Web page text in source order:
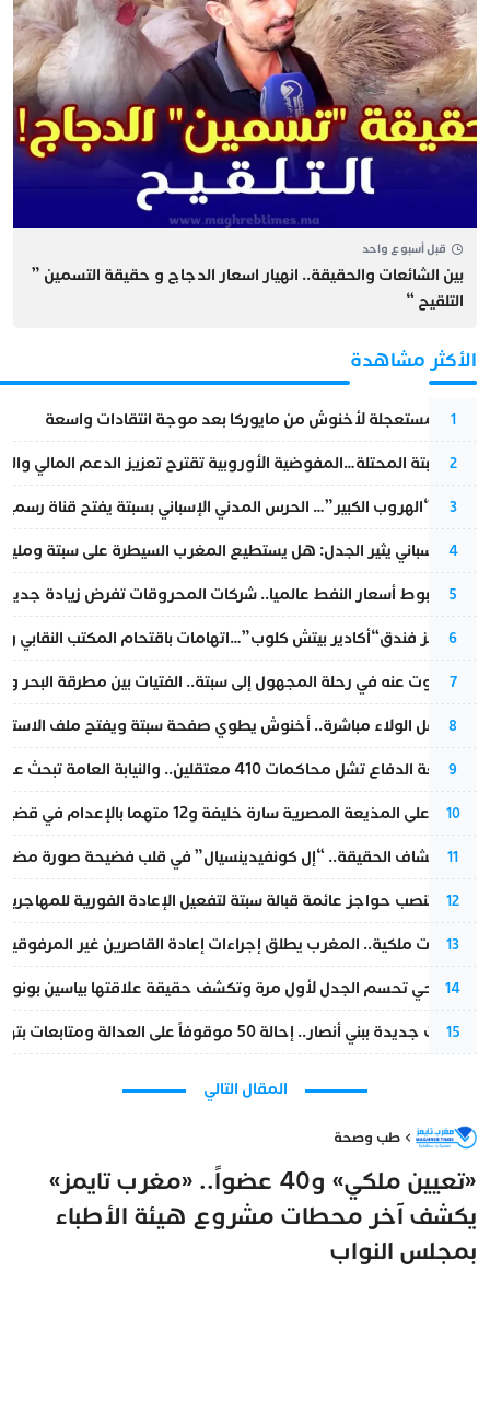
قبل أسبوع واحد
بين الشائعات والحقيقة.. انهيار اسعار الدجاج و حقيقة التسمين ”
التلقيح “
الأكثر مشاهدة
1
عودة مستعجلة لأخنوش من مايوركا بعد موجة انتقادات واسعة
2
أزمة سبتة المحتلة…المفوضية الأوروبية تقترح تعزيز الدعم المالي
3
عملية “الهروب الكبير”… الحرس المدني الإسباني بسبتة يفتح قناة
4
تقرير إسباني يثير الجدل: هل يستطيع المغرب السيطرة على سبتة
5
رغم هبوط أسعار النفط عالميا.. شركات المحروقات تفرض زيادة
6
أزمة تهز فندق“أكادير بيتش كلوب”…اتهامات باقتحام المكتب النقابي
7
المسكوت عنه في رحلة المجهول إلى سبتة.. الفتيات بين مطرقة البحر
8
بعد حفل الولاء مباشرة.. أخنوش يطوي صفحة سبتة ويفتح ملف
9
مقاطعة الدفاع تشل محاكمات 410 معتقلين.. والنيابة العامة تبحث عن حل قانوني
10
الحكم على المذيعة المصرية سارة خليفة و12 متهما بالإعدام في قضية هزت بلاد الفراعنة
11
بعد انكشاف الحقيقة.. “إل كونفيدينسيال” في قلب فضيحة صورة
12
إسبانيا تنصب حواجز عائمة قبالة سبتة لتفعيل الإعادة الفورية للمهاجرين
13
بتعليمات ملكية.. المغرب يطلق إجراءات إعادة القاصرين غير
14
نورا فتحي تحسم الجدل لأول مرة وتكشف حقيقة علاقتها بياسين بونو
15
تطورات جديدة ببني أنصار.. إحالة 50 موقوفاً على العدالة ومتابعات بتهم ثقيلة
المقال التالي
طب وصحة
«تعيين ملكي» و40 عضواً.. «مغرب تايمز»
يكشف آخر محطات مشروع هيئة الأطباء
بمجلس النواب